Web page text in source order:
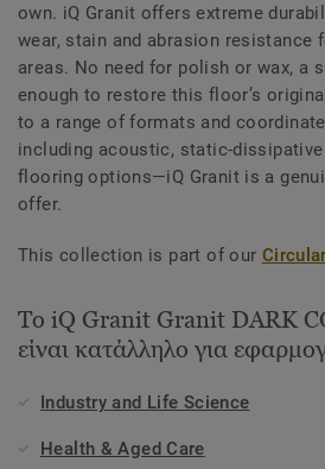
own. iQ Granit offers extreme
wear, stain and abrasion resistance
areas. No need for polish or wax, a
enough to restore this floor’s
to a range of formats and
including acoustic, static-
flooring options—iQ Granit is a
offer.
This collection is part of our
Το iQ Granit Granit DARK
είναι κατάλληλο για
Industry and Life Science
Health & Aged Care